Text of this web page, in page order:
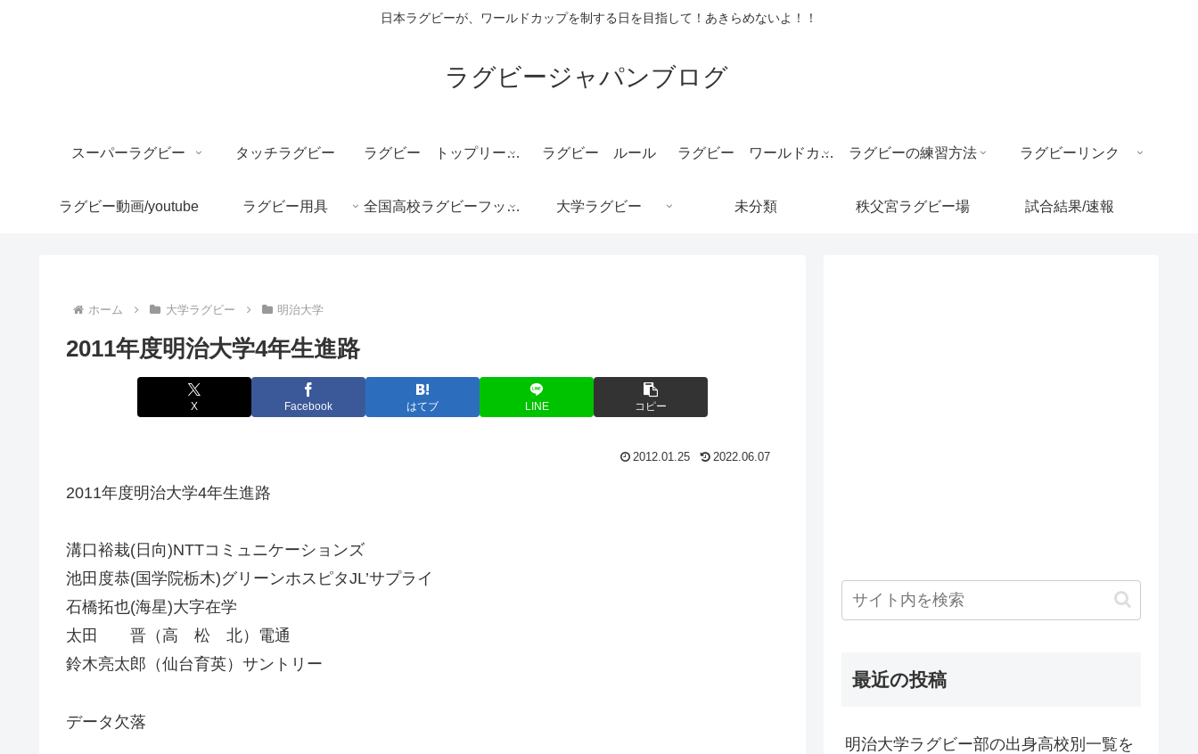
日本ラグビーが、ワールドカップを制する日を目指して！あきらめないよ！！
ラグビージャパンブログ
スーパーラグビー タッチラグビー ラグビー トップリーグ 結果速報 ラグビー ルール ラグビー ワールドカップ ラグビーの練習方法 ラグビーリンク
ラグビー動画/youtube ラグビー用具 全国高校ラグビーフットボール大会/花園 大学ラグビー 未分類 秩父宮ラグビー場 試合結果/速報
ホーム 大学ラグビー 明治大学
2011年度明治大学4年生進路
X Facebook はてブ LINE コピー
2012.01.25 2022.06.07
2011年度明治大学4年生進路
溝口裕栽(日向)NTTコミュニケーションズ
池田度恭(国学院栃木)グリーンホスピタJL’サプライ
石橋拓也(海星)大字在学
太田 晋（高 松 北）電通
鈴木亮太郎（仙台育英）サントリー
データ欠落
最近の投稿
明治大学ラグビー部の出身高校別一覧を